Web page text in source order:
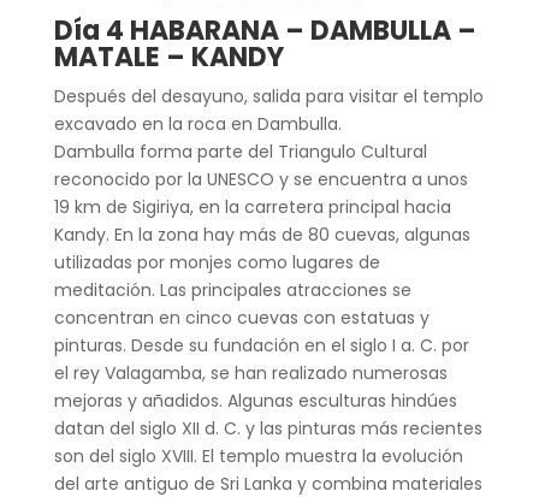
Día 4 HABARANA – DAMBULLA –
MATALE – KANDY
Después del desayuno, salida para visitar el templo
excavado en la roca en Dambulla.
Dambulla forma parte del Triangulo Cultural
reconocido por la UNESCO y se encuentra a unos
19 km de Sigiriya, en la carretera principal hacia
Kandy. En la zona hay más de 80 cuevas, algunas
utilizadas por monjes como lugares de
meditación. Las principales atracciones se
concentran en cinco cuevas con estatuas y
pinturas. Desde su fundación en el siglo I a. C. por
el rey Valagamba, se han realizado numerosas
mejoras y añadidos. Algunas esculturas hindúes
datan del siglo XII d. C. y las pinturas más recientes
son del siglo XVIII. El templo muestra la evolución
del arte antiguo de Sri Lanka y combina materiales